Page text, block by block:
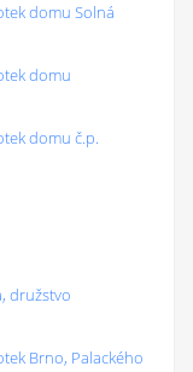
domu Solná
domu
domu č.p.
družstvo
Brno, Palackého